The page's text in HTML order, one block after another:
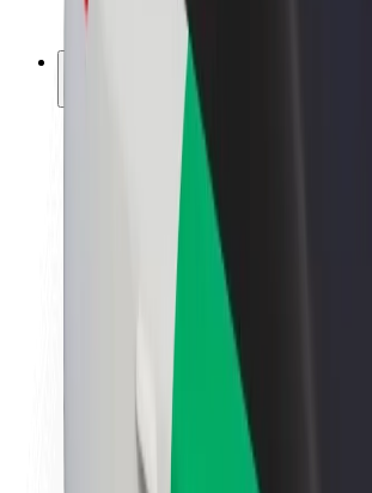
ფრენჩაიზი
ვაკანსიები
Bolt-ის შესახებ
Bolt და ეკომეგობრულობა
ნულოვანი პროექტი
სიახლეები
ბრენდის გზამკვლევი
ინვესტორებთან ურთიერთობა